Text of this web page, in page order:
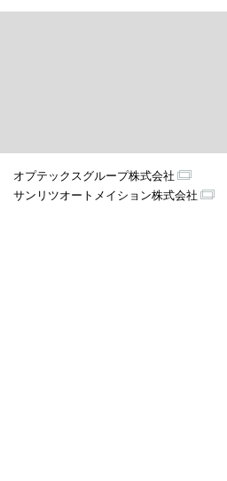
オプテックスグループ株式会社
サンリツオートメイション株式会社